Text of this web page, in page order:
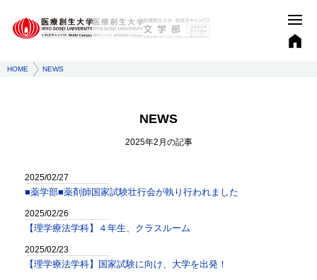
HOME NEWS
NEWS
2025年2月 の記事
2025/02/27
■薬学部■薬剤師国家試験壮行会が執り行われました
2025/02/26
【理学療法学科】４年生、クラスルーム
2025/02/23
【理学療法学科】国家試験に向け、大学を出発！